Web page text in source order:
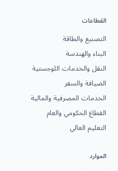
القطاعات
التصنيع والطاقة
البناء والهندسة
النقل والخدمات اللوجستية
الضيافة والسفر
الخدمات المصرفية والمالية
القطاع الحكومي والعام
التعليم العالي
الموارد